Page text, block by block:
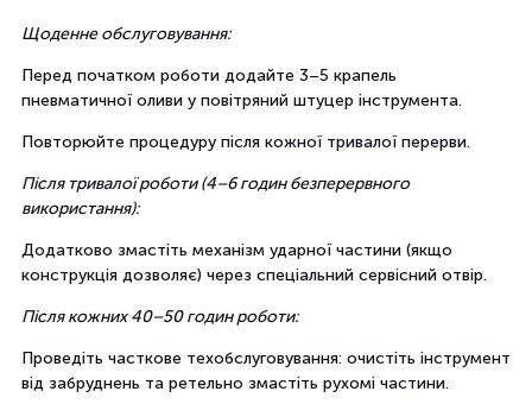
Щоденне обслуговування:
Перед початком роботи додайте 3–5 крапель
пневматичної оливи у повітряний штуцер інструмента.
Повторюйте процедуру після кожної тривалої перерви.
Після тривалої роботи (4–6 годин безперервного
використання):
Додатково змастіть механізм ударної частини (якщо
конструкція дозволяє) через спеціальний сервісний отвір.
Після кожних 40–50 годин роботи:
Проведіть часткове техобслуговування: очистіть інструмент
від забруднень та ретельно змастіть рухомі частини.